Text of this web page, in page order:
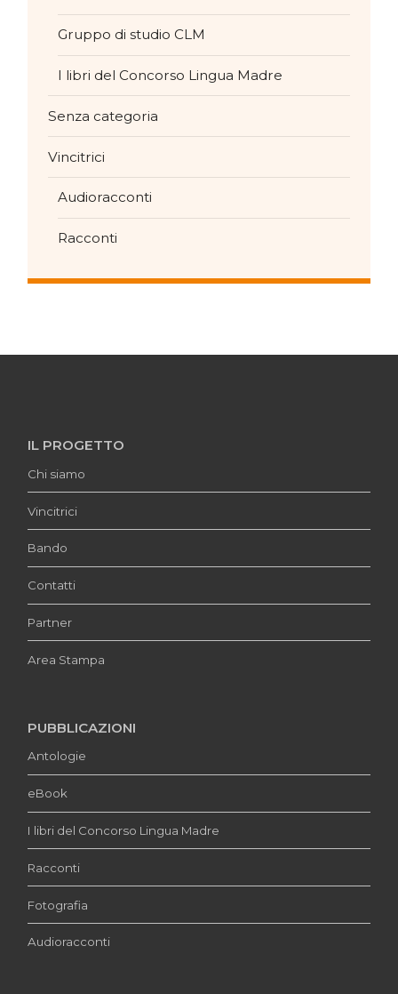
Gruppo di studio CLM
I libri del Concorso Lingua Madre
Senza categoria
Vincitrici
Audioracconti
Racconti
IL PROGETTO
Chi siamo
Vincitrici
Bando
Contatti
Partner
Area Stampa
PUBBLICAZIONI
Antologie
eBook
I libri del Concorso Lingua Madre
Racconti
Fotografia
Audioracconti